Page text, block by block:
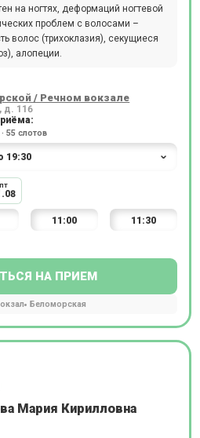
на ногтях, деформаций ногтевой
проблем с волосами –
волос (трихоклазия), секущиеся
алопеции.
/ Речном вокзале
д. 116
55 слотов
пт
11:00 11:30
НА ПРИЕМ
Беломорская
Мария Кирилловна